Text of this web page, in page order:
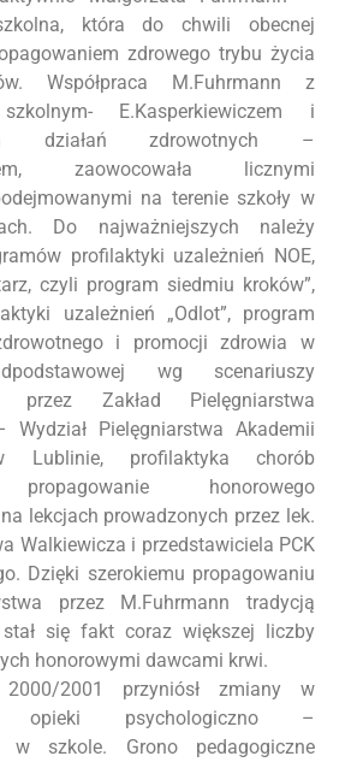
która do chwili obecnej
zdrowego trybu życia
Współpraca M.Fuhrmann z
E.Kasperkiewiczem i
działań zdrowotnych –
zaowocowała licznymi
na terenie szkoły w
Do najważniejszych należy
profilaktyki uzależnień NOE,
czyli program siedmiu kroków”,
uzależnień „Odlot”, program
i promocji zdrowia w
wg scenariuszy
przez Zakład Pielęgniarstwa
Wydział Pielęgniarstwa Akademii
Lublinie, profilaktyka chorób
propagowanie honorowego
lekcjach prowadzonych przez lek.
Walkiewicza i przedstawiciela PCK
Dzięki szerokiemu propagowaniu
przez M.Fuhrmann tradycją
stał się fakt coraz większej liczby
honorowymi dawcami krwi.
2001 przyniósł zmiany w
opieki psychologiczno –
w szkole. Grono pedagogiczne